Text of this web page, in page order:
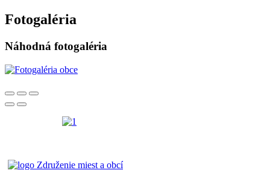
Fotogaléria
Náhodná fotogaléria